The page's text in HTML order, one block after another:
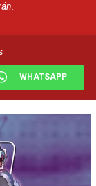
WHATSAPP